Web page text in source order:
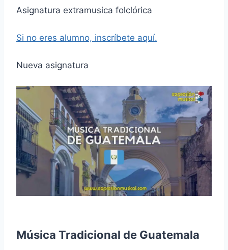
Asignatura extramusica folclórica
Si no eres alumno, inscríbete aquí.
Nueva asignatura
Música Tradicional de Guatemala